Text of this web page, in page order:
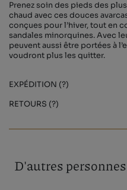
Prenez soin des pieds des
chaud avec ces douces
conçues pour l’hiver, tout en
sandales minorquines. Avec
peuvent aussi être portées à
voudront plus les quitter.
EXPÉDITION (?)
RETOURS (?)
D'autres